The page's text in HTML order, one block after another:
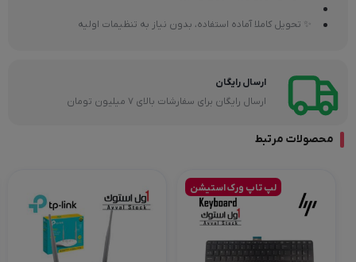
✨ تحویل کاملا آماده استفاده، بدون نیاز به تنظیمات اولیه
ارسال رایگان
ارسال رایگان برای سفارشات بالای 7 میلیون تومان
محصولات مرتبط
لپ تاپ ورک استیشن